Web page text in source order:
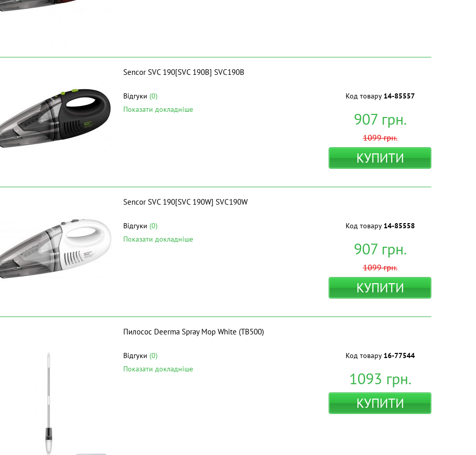
Sencor SVC 190[SVC 190B] SVC190B
Відгуки (0)
Показати докладніше
Код товару 14-85557
907грн.
1099грн.
КУПИТИ
Sencor SVC 190[SVC 190W] SVC190W
Відгуки (0)
Показати докладніше
Код товару 14-85558
907грн.
1099грн.
КУПИТИ
Пилосос Deerma Spray Mop White (TB500)
Відгуки (0)
Показати докладніше
Код товару 16-77544
1093 грн.
КУПИТИ